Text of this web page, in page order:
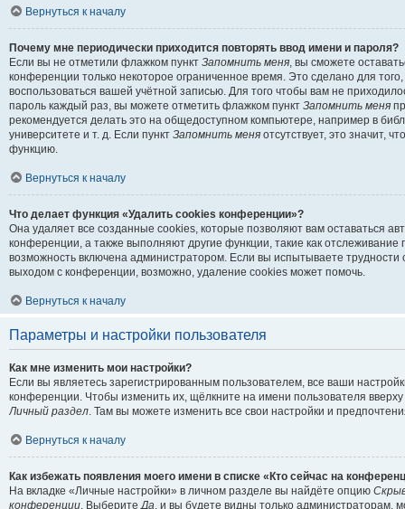
Вернуться к началу
Почему мне периодически приходится повторять ввод имени и пароля?
Если вы не отметили флажком пункт Запомнить меня, вы сможете
конференции только некоторое ограниченное время. Это сделано для того,
воспользоваться вашей учётной записью. Для того чтобы вам не
пароль каждый раз, вы можете отметить флажком пункт Запомнить меня
рекомендуется делать это на общедоступном компьютере, например в
университете и т. д. Если пункт Запомнить меня отсутствует, это значит,
функцию.
Вернуться к началу
Что делает функция «Удалить cookies конференции»?
Она удаляет все созданные cookies, которые позволяют вам оставаться
конференции, а также выполняют другие функции, такие как
возможность включена администратором. Если вы испытываете
выходом с конференции, возможно, удаление cookies может помочь.
Вернуться к началу
Параметры и настройки пользователя
Как мне изменить мои настройки?
Если вы являетесь зарегистрированным пользователем, все ваши
конференции. Чтобы изменить их, щёлкните на имени пользователя
Личный раздел. Там вы можете изменить все свои настройки и
Вернуться к началу
Как избежать появления моего имени в списке «Кто сейчас на
На вкладке «Личные настройки» в личном разделе вы найдёте опцию
конференции. ВыберитеДа, и вы будете видны только администраторам,